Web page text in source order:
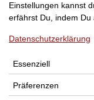
Einstellungen kannst
erfährst Du, indem Du
Datenschutzerklärung
Essenziell
Präferenzen